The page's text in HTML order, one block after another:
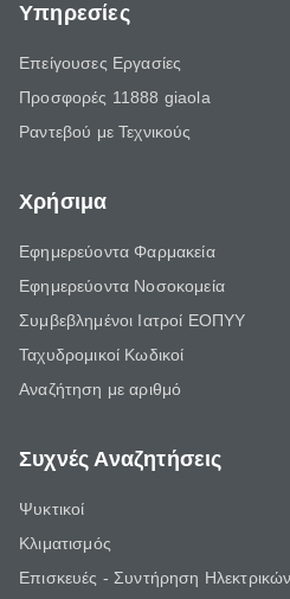
Υπηρεσίες
Επείγουσες Εργασίες
Προσφορές 11888 giaola
Ραντεβού με Τεχνικούς
Χρήσιμα
Εφημερεύοντα Φαρμακεία
Εφημερεύοντα Νοσοκομεία
Συμβεβλημένοι Ιατροί ΕΟΠΥΥ
Ταχυδρομικοί Κωδικοί
Αναζήτηση με αριθμό
Συχνές Αναζητήσεις
Ψυκτικοί
Κλιματισμός
Επισκευές - Συντήρηση